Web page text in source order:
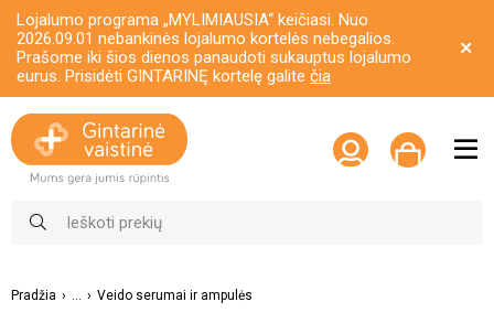
Lojalumo programa „MYLIMIAUSIA“ keičiasi. Nuo
2026.09.01 nebankinės lojalumo kortelės nebegalios.
Prašome iki šios dienos panaudoti sukauptus lojalumo
eurus. Prisidėti GINTARINĘ kortelę galite čia
Pradžia ... Veido serumai ir ampulės